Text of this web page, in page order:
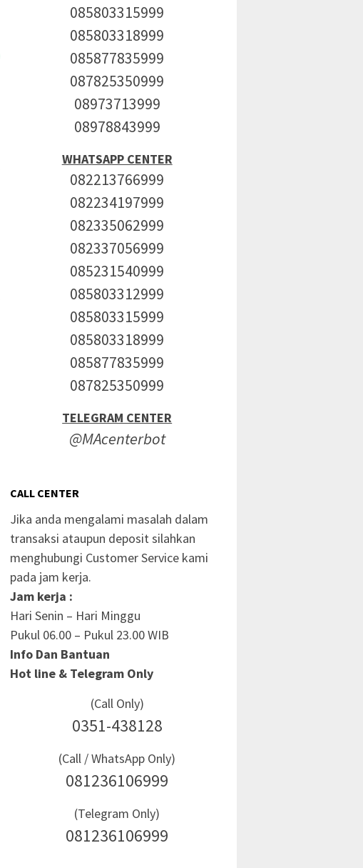
085803315999
085803318999
085877835999
087825350999
08973713999
08978843999
WHATSAPP CENTER
082213766999
082234197999
082335062999
082337056999
085231540999
085803312999
085803315999
085803318999
085877835999
087825350999
TELEGRAM CENTER
@MAcenterbot
CALL CENTER
Jika anda mengalami masalah dalam
transaksi ataupun deposit silahkan
menghubungi Customer Service kami
pada jam kerja.
Jam kerja :
Hari Senin – Hari Minggu
Pukul 06.00 – Pukul 23.00 WIB
Info Dan Bantuan
Hot line & Telegram Only
(Call Only)
0351-438128
(Call / WhatsApp Only)
081236106999
(Telegram Only)
081236106999